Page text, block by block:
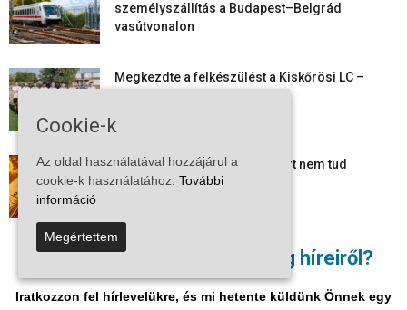
Nem akar lemaradni a térség híreiről?
Iratkozzon fel hírlevelükre, és mi hetente küldünk Önnek egy
személyszállítás a Budapest–Belgrád
vasútvonalon
Megkezdte a felkészülést a Kiskőrösi LC –
Mi történik Európa felett? Ezért nem tud
szabadulni a kontinens a...
Folyamatosak a nyári karbantartási munkálatok
Kiskőrösön – útburkolati jeleket festenek és...
Cookie-k
Az oldal használatával hozzájárul a
cookie-k használatához. További
információ
Megértettem